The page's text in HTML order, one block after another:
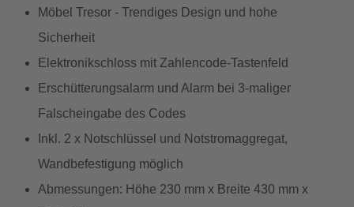
Möbel Tresor - Trendiges Design und hohe
Sicherheit
Elektronikschloss mit Zahlencode-Tastenfeld
Erschütterungsalarm und Alarm bei 3-maliger
Falscheingabe des Codes
Inkl. 2 x Notschlüssel und Notstromaggregat,
Wandbefestigung möglich
Abmessungen: Höhe 230 mm x Breite 430 mm x